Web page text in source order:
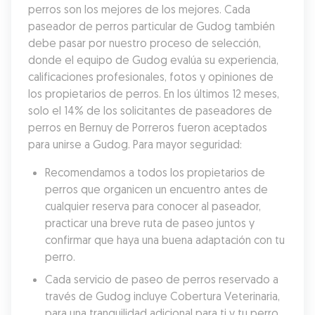
perros son los mejores de los mejores. Cada
paseador de perros particular de Gudog también
debe pasar por nuestro proceso de selección,
donde el equipo de Gudog evalúa su experiencia,
calificaciones profesionales, fotos y opiniones de
los propietarios de perros. En los últimos 12 meses,
solo el 14% de los solicitantes de paseadores de
perros en Bernuy de Porreros fueron aceptados
para unirse a Gudog. Para mayor seguridad:
Recomendamos a todos los propietarios de
perros que organicen un encuentro antes de
cualquier reserva para conocer al paseador,
practicar una breve ruta de paseo juntos y
confirmar que haya una buena adaptación con tu
perro.
Cada servicio de paseo de perros reservado a
través de Gudog incluye Cobertura Veterinaria,